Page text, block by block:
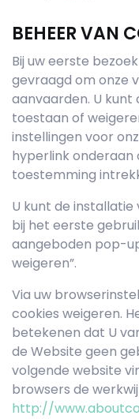
BEHEER VAN
Bij uw eerste
gevraagd om onze
aanvaarden. U
toestaan of
instellingen voor
hyperlink onderaan
toestemming
U kunt de
bij het eerste
aangeboden pop-
weigeren”.
Via uw
cookies weigeren.
betekenen dat U
de Website geen
volgende website
browsers de
http://